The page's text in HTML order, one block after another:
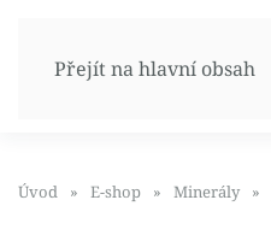
Přejít na hlavní obsah
Úvod E-shop Minerály